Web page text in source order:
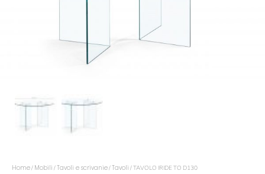
Home/ Mobili /Tavoli e scrivanie/Tavoli / TAVOLO IRIDE TO D130